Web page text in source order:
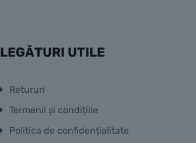
LEGĂTURI UTILE
Retururi
Termenii și condițiile
Politica de confidențialitate